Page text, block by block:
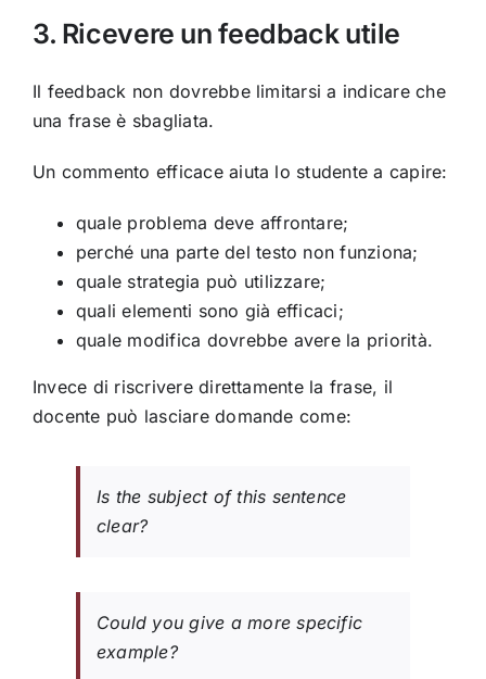
3. Ricevere un feedback utile
Il feedback non dovrebbe limitarsi a indicare che
una frase è sbagliata.
Un commento efficace aiuta lo studente a capire:
quale problema deve affrontare;
perché una parte del testo non funziona;
quale strategia può utilizzare;
quali elementi sono già efficaci;
quale modifica dovrebbe avere la priorità.
Invece di riscrivere direttamente la frase, il
docente può lasciare domande come:
Is the subject of this sentence
clear?
Could you give a more specific
example?